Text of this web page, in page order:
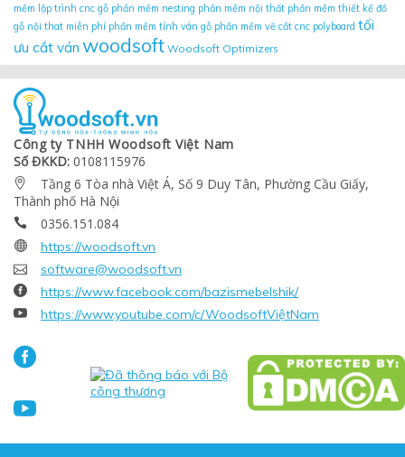
mềm lập trình cnc gỗ phần mềm nesting phần mềm nội thất phần mềm thiết kế đồ
gỗ nội that miễn phí phần mềm tính ván gỗ phần mềm vẽ cắt cnc polyboard tối
ưu cắt ván woodsoft Woodsoft Optimizers
Công ty TNHH Woodsoft Việt Nam
Số ĐKKD: 0108115976

Tầng 6 Tòa nhà Việt Á, Số 9 Duy Tân, Phường Cầu Giấy,
Thành phố Hà Nội
 0356.151.084
 https://woodsoft.vn
 software@woodsoft.vn
 https://www.facebook.com/bazismebelshik/
 https://www.youtube.com/c/WoodsoftViệtNam

